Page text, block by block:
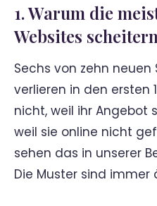
1. Warum die
Websites scheitern
Sechs von zehn
verlieren in den ersten
nicht, weil ihr Angebot
weil sie online nicht
sehen das in unserer
Die Muster sind immer